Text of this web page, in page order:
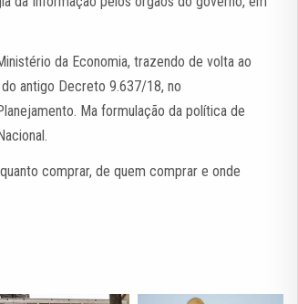
da Economia, trazendo de volta ao
antigo Decreto 9.637/18, no
Ma formulação da política de
comprar, de quem comprar e onde